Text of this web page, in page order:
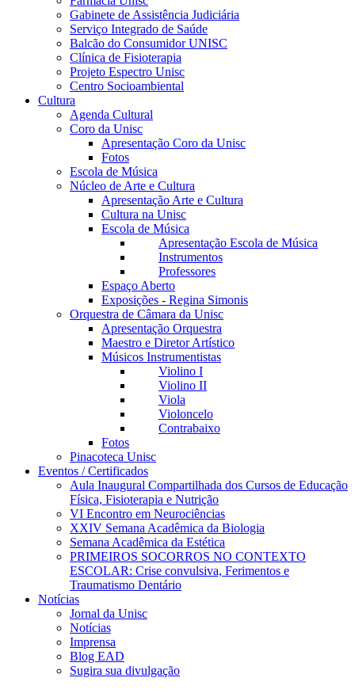
Gabinete de Assistência Judiciária
Serviço Integrado de Saúde
Balcão do Consumidor UNISC
Clínica de Fisioterapia
Projeto Espectro Unisc
Centro Socioambiental
Cultura
Agenda Cultural
Coro da Unisc
Apresentação Coro da Unisc
Fotos
Escola de Música
Núcleo de Arte e Cultura
Apresentação Arte e Cultura
Cultura na Unisc
Escola de Música
Apresentação Escola de Música
Instrumentos
Professores
Espaço Aberto
Exposições - Regina Simonis
Orquestra de Câmara da Unisc
Apresentação Orquestra
Maestro e Diretor Artístico
Músicos Instrumentistas
Violino I
Violino II
Viola
Violoncelo
Contrabaixo
Fotos
Pinacoteca Unisc
Eventos / Certificados
Aula Inaugural Compartilhada dos Cursos de Educação
Física, Fisioterapia e Nutrição
VI Encontro em Neurociências
XXIV Semana Acadêmica da Biologia
Semana Acadêmica da Estética
PRIMEIROS SOCORROS NO CONTEXTO
ESCOLAR: Crise convulsiva, Ferimentos e
Traumatismo Dentário
Notícias
Jornal da Unisc
Notícias
Imprensa
Blog EAD
Sugira sua divulgação